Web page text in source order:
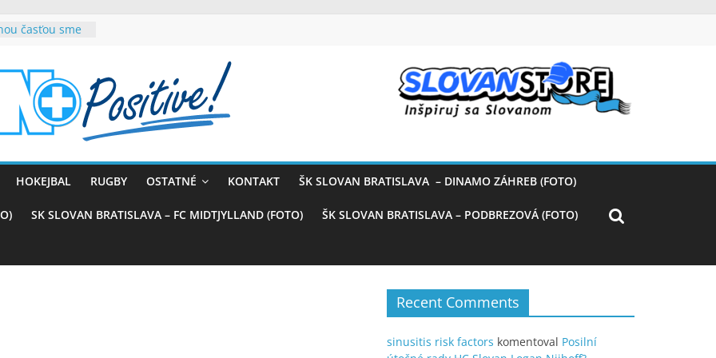
časťou sme
tímového
prvenstvo
nad
HOKEJBAL RUGBY OSTATNÉ KONTAKT ŠK SLOVAN BRATISLAVA – DINAMO ZÁHREB (FOTO)
SK SLOVAN BRATISLAVA – FC MIDTJYLLAND (FOTO) ŠK SLOVAN BRATISLAVA – PODBREZOVÁ (FOTO)
Recent Comments
sinusitis risk factors komentoval Posilní